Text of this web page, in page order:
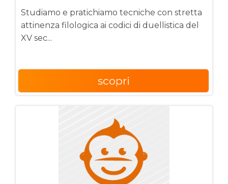
Studiamo e pratichiamo tecniche con stretta
attinenza filologica ai codici di duellistica del
XV sec...
scopri